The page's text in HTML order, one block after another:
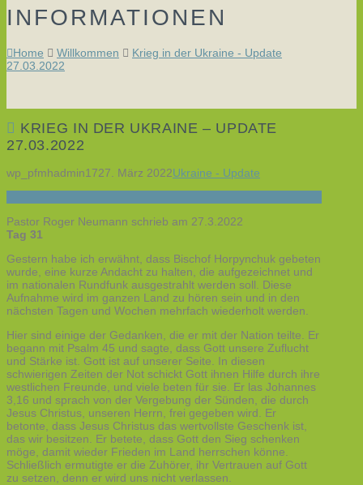
INFORMATIONEN
Home Willkommen
Krieg in der Ukraine - Update
27.03.2022
KRIEG IN DER UKRAINE – UPDATE
27.03.2022
wp_pfmhadmin1727. März 2022Ukraine - Update
Pastor Roger Neumann schrieb am 27.3.2022
Tag 31
Gestern habe ich erwähnt, dass Bischof Horpynchuk gebeten
wurde, eine kurze Andacht zu halten, die aufgezeichnet und
im nationalen Rundfunk ausgestrahlt werden soll. Diese
Aufnahme wird im ganzen Land zu hören sein und in den
nächsten Tagen und Wochen mehrfach wiederholt werden.
Hier sind einige der Gedanken, die er mit der Nation teilte. Er
begann mit Psalm 45 und sagte, dass Gott unsere Zuflucht
und Stärke ist. Gott ist auf unserer Seite. In diesen
schwierigen Zeiten der Not schickt Gott ihnen Hilfe durch ihre
westlichen Freunde, und viele beten für sie. Er las Johannes
3,16 und sprach von der Vergebung der Sünden, die durch
Jesus Christus, unseren Herrn, frei gegeben wird. Er
betonte, dass Jesus Christus das wertvollste Geschenk ist,
das wir besitzen. Er betete, dass Gott den Sieg schenken
möge, damit wieder Frieden im Land herrschen könne.
Schließlich ermutigte er die Zuhörer, ihr Vertrauen auf Gott
zu setzen, denn er wird uns nicht verlassen.